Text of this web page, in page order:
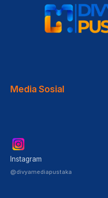
Media Sosial
Instagram
@divyamediapustaka